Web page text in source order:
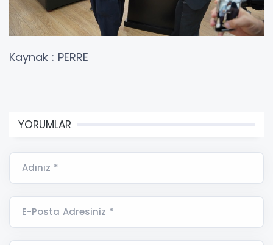
Kaynak : PERRE
YORUMLAR
Adınız *
E-Posta Adresiniz *